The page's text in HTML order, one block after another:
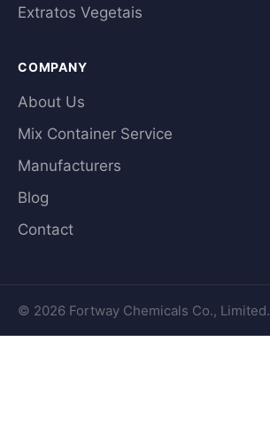
Extratos Vegetais
COMPANY
About Us
Mix Container Service
Manufacturers
Blog
Contact
© 2026 Fortway Chemicals Co., Limited.